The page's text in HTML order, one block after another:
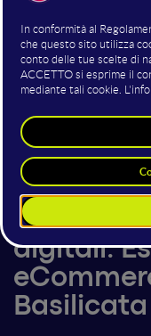
14 giugno 2024
digitali:
Basilicata